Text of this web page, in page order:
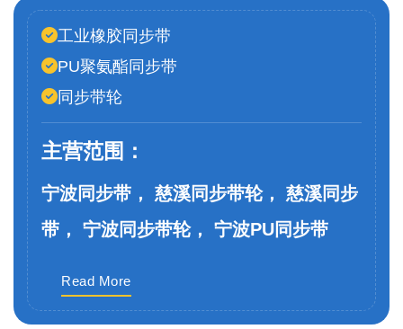
工业橡胶同步带
PU聚氨酯同步带
同步带轮
主营范围：
宁波同步带， 慈溪同步带轮， 慈溪同步
带， 宁波同步带轮， 宁波PU同步带
Read More